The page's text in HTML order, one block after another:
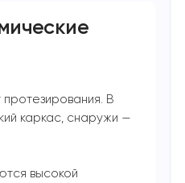
протезирования. В
каркас, снаружи —
высокой